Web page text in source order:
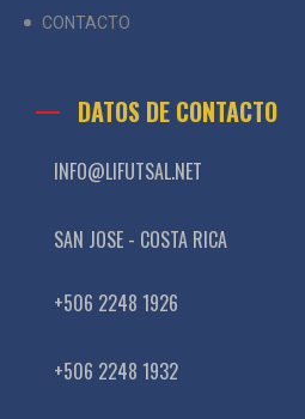
CONTACTO
DATOS DE CONTACTO
INFO@LIFUTSAL.NET
SAN JOSE - COSTA RICA
+506 2248 1926
+506 2248 1932